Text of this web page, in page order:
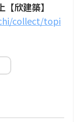
欣建築】
collect/topi